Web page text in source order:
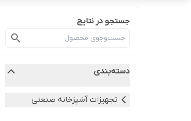
جستجو در نتایج
دسته‌بندی
تجهیزات آشپزخانه صنعتی